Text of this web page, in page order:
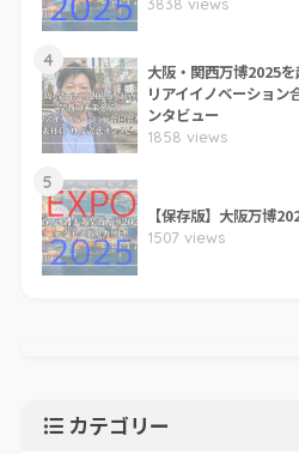
4
大阪・関西万博2025
リアイイノベーション
ンタビュー
1858 views
5
【保存版】大阪万博
1507 views
カテゴリー